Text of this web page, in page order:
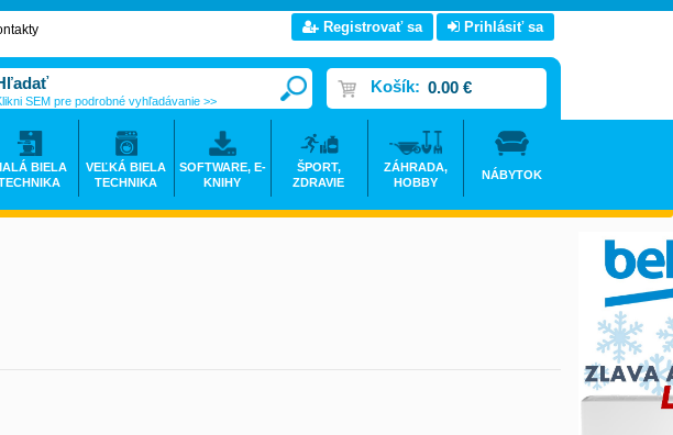
Registrovať sa Prihlásiť sa
Košík: 0.00 €
SEM pre podrobné vyhľadávanie >>
BIELA
VEĽKÁ BIELA
TECHNIKA
SOFTWARE, E-
KNIHY
ŠPORT,
ZDRAVIE
ZÁHRADA,
HOBBY
NÁBYTOK